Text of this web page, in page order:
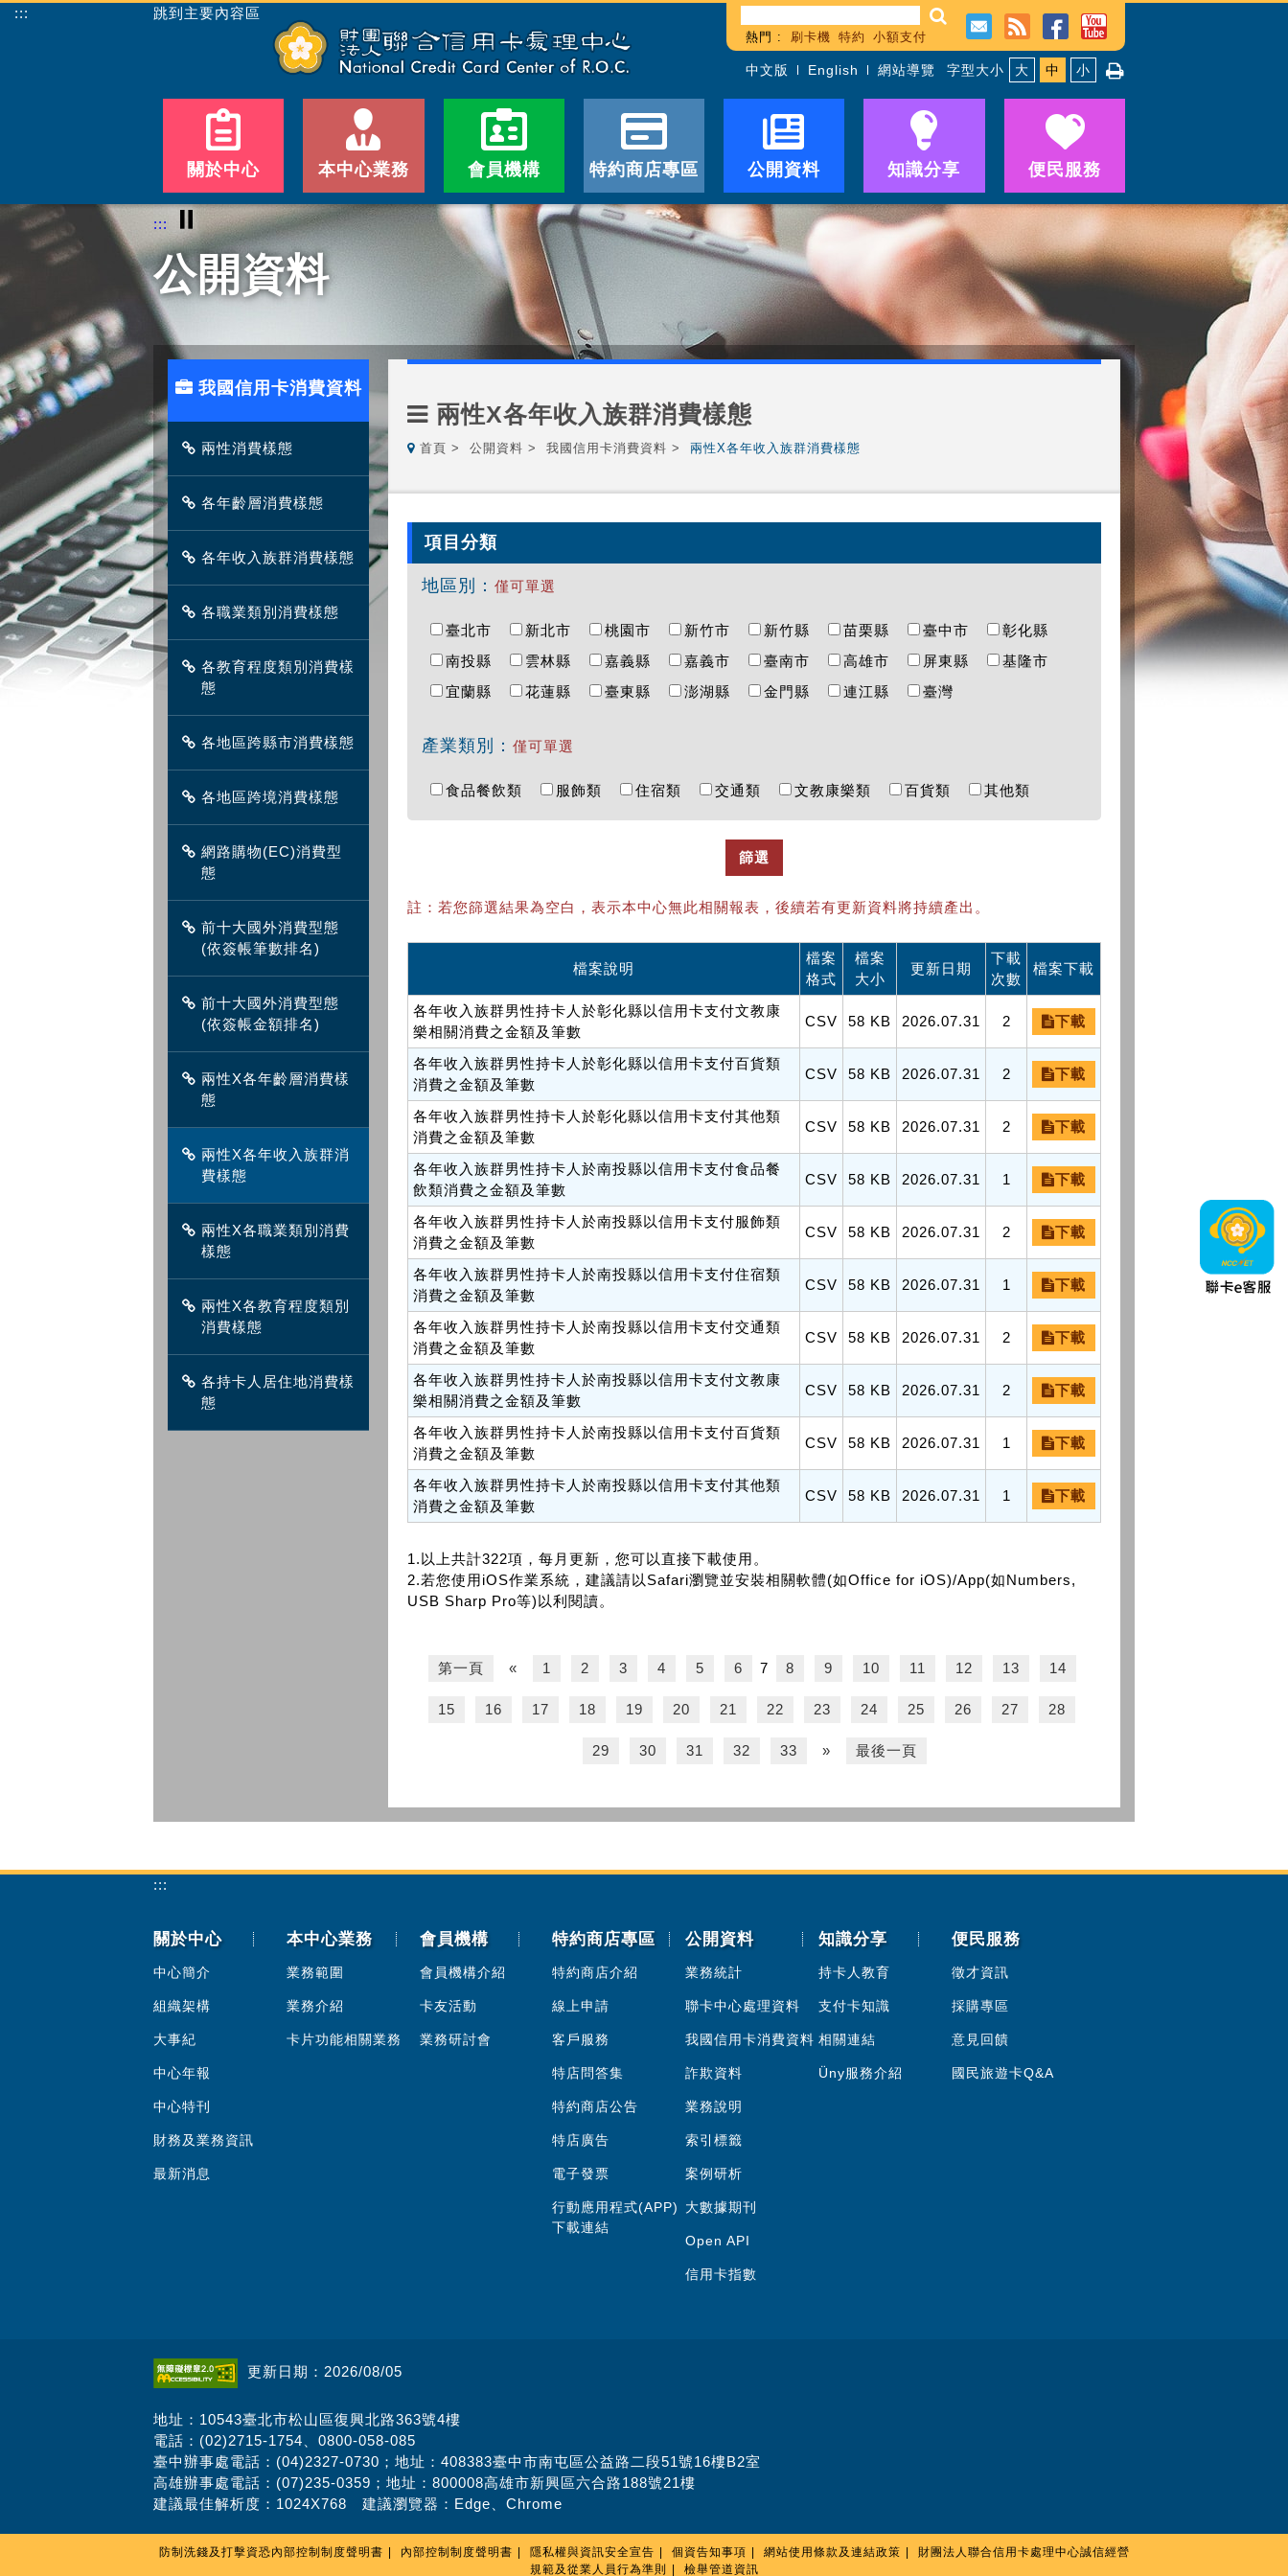
::: 跳到主要內容區
熱門 : 刷卡機 特約 小額支付
中文版 English 網站導覽 字型大小 大 中 小
關於中心 本中心業務 會員機構 特約商店專區 公開資料 知識分享 便民服務
::: ⏸
公開資料
我國信用卡消費資料
兩性消費樣態
各年齡層消費樣態
各年收入族群消費樣態
各職業類別消費樣態
各教育程度類別消費樣
態
各地區跨縣市消費樣態
各地區跨境消費樣態
網路購物(EC)消費型
態
前十大國外消費型態
(依簽帳筆數排名)
前十大國外消費型態
(依簽帳金額排名)
兩性X各年齡層消費樣
態
兩性X各年收入族群消
費樣態
兩性X各職業類別消費
樣態
兩性X各教育程度類別
消費樣態
各持卡人居住地消費樣
態
兩性X各年收入族群消費樣態
首頁 公開資料 我國信用卡消費資料 兩性X各年收入族群消費樣態
項目分類
地區別： 僅可單選
臺北市 新北市 桃園市 新竹市 新竹縣 苗栗縣 臺中市
彰化縣
南投縣
雲林縣 嘉義縣 嘉義市 臺南市 高雄市 屏東縣
基隆市
宜蘭縣
花蓮縣 臺東縣 澎湖縣 金門縣 連江縣 臺灣
產業類別： 僅可單選
食品餐飲類 服飾類 住宿類 交通類 文教康樂類 百貨類 其他類
篩選
註：若您篩選結果為空白，表示本中心無此相關報表，後續若有更新資料將持續產出。
檔案說明
檔案
格式
檔案
大小
更新日期
下載
次數
檔案下載
各年收入族群男性持卡人於彰化縣以信用卡支付文教康
樂相關消費之金額及筆數
CSV 58 KB 2026.07.31 2 下載
各年收入族群男性持卡人於彰化縣以信用卡支付百貨類
消費之金額及筆數
CSV 58 KB 2026.07.31 2 下載
各年收入族群男性持卡人於彰化縣以信用卡支付其他類
消費之金額及筆數
CSV 58 KB 2026.07.31 2 下載
各年收入族群男性持卡人於南投縣以信用卡支付食品餐
飲類消費之金額及筆數
CSV 58 KB 2026.07.31 1 下載
各年收入族群男性持卡人於南投縣以信用卡支付服飾類
消費之金額及筆數
CSV 58 KB 2026.07.31 2 下載
各年收入族群男性持卡人於南投縣以信用卡支付住宿類
消費之金額及筆數
CSV 58 KB 2026.07.31 1 下載
各年收入族群男性持卡人於南投縣以信用卡支付交通類
消費之金額及筆數
CSV 58 KB 2026.07.31 2 下載
各年收入族群男性持卡人於南投縣以信用卡支付文教康
樂相關消費之金額及筆數
CSV 58 KB 2026.07.31 2 下載
各年收入族群男性持卡人於南投縣以信用卡支付百貨類
消費之金額及筆數
CSV 58 KB 2026.07.31 1 下載
各年收入族群男性持卡人於南投縣以信用卡支付其他類
消費之金額及筆數
CSV 58 KB 2026.07.31 1 下載
1.以上共計322項，每月更新，您可以直接下載使用。
2.若您使用iOS作業系統，建議請以Safari瀏覽並安裝相關軟體(如Office for iOS)/App(如Numbers,
USB Sharp Pro等)以利閱讀。
第一頁 « 1 2 3 4 5 6 7 8 9 10 11 12 13 14
15 16 17 18 19 20 21 22 23 24 25 26 27 28
29 30 31 32 33 » 最後一頁
:::
關於中心
中心簡介
組織架構
大事紀
中心年報
中心特刊
財務及業務資訊
最新消息
本中心業務
業務範圍
業務介紹
卡片功能相關業務
會員機構
會員機構介紹
卡友活動
業務研討會
特約商店專區
特約商店介紹
線上申請
客戶服務
特店問答集
特約商店公告
特店廣告
電子發票
行動應用程式(APP)
下載連結
公開資料
業務統計
聯卡中心處理資料
我國信用卡消費資料
詐欺資料
業務說明
索引標籤
案例研析
大數據期刊
Open API
信用卡指數
知識分享
持卡人教育
支付卡知識
相關連結
Üny服務介紹
便民服務
徵才資訊
採購專區
意見回饋
國民旅遊卡Q&A
更新日期：2026/08/05
地址：10543臺北市松山區復興北路363號4樓
電話：(02)2715-1754、0800-058-085
臺中辦事處電話：(04)2327-0730；地址：408383臺中市南屯區公益路二段51號16樓B2室
高雄辦事處電話：(07)235-0359；地址：800008高雄市新興區六合路188號21樓
建議最佳解析度：1024X768 建議瀏覽器：Edge、Chrome
防制洗錢及打擊資恐內部控制制度聲明書 內部控制制度聲明書 隱私權與資訊安全宣告 個資告知事項 網站使用條款及連結政策
財團法人聯合信用卡處理中心誠信經營
規範及從業人員行為準則
檢舉管道資訊